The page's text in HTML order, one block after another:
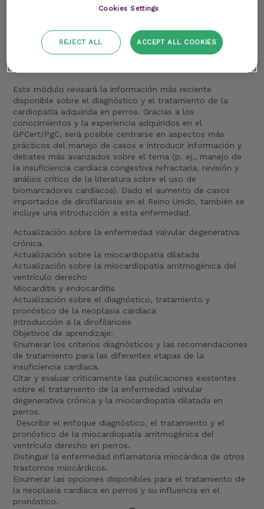
17/07/2027
Contenidos:
Este módulo revisará la información más reciente
disponible sobre el diagnóstico y el tratamiento de la
cardiopatía adquirida en perros. Gracias a los
conocimientos y la experiencia adquiridos en el
GPCert/PgC, será posible centrarse en aspectos más
prácticos del manejo de casos e introducir información y
debates más avanzados sobre el tema (p. ej., manejo de
la insuficiencia cardíaca congestiva refractaria, revisión y
análisis crítico de la literatura sobre el uso de
biomarcadores cardíacos). Dado el aumento de casos
importados de dirofilariosis en el Reino Unido, también se
incluye una introducción a esta enfermedad.
Actualización sobre la enfermedad valvular degenerativa
crónica
Actualización sobre la miocardiopatía dilatada
Actualización sobre la miocardiopatía arritmogénica del
ventrículo derecho
Miocarditis y endocarditis
Actualización sobre el diagnóstico, tratamiento y
pronóstico de la neoplasia cardíaca
Introducción a la dirofilariosis
Objetivos de aprendizaje:
Enumerar los criterios diagnósticos y las recomendaciones
de tratamiento para las diferentes etapas de la
insuficiencia cardíaca.
Citar y evaluar críticamente las publicaciones existentes
sobre el tratamiento de la enfermedad valvular
degenerativa crónica y la miocardiopatía dilatada en
perros.
Describir el enfoque diagnóstico, el tratamiento y el
pronóstico de la miocardiopatía arritmogénica del
ventrículo derecho en perros.
Distinguir la enfermedad inflamatoria miocárdica de otros
trastornos miocárdicos.
Enumerar las opciones disponibles para el tratamiento de
la neoplasia cardíaca en perros y su influencia en el
pronóstico.
Cookies Settings
REJECT ALL ACCEPT ALL COOKIES